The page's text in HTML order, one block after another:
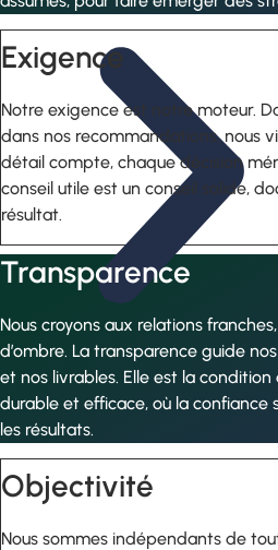
Exigence
Notre exigence est notre moteur.
dans nos recommandations, nous
détail compte, chaque décision
conseil utile est un conseil solide,
résultat.
Transparence
Nous croyons aux relations
d’ombre. La transparence guide
et nos livrables. Elle est la condition
durable et efficace, où la confiance
les résultats.
Objectivité
Nous sommes indépendants de